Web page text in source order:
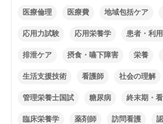
医療倫理 医療費 地域包括ケア
応用力試験 応用栄養学 患者・利
排泄ケア 摂食・嚥下障害 栄養
生活支援技術 看護師 社会の理解
管理栄養士国試 糖尿病 終末期・
臨床栄養学 薬剤師 訪問看護